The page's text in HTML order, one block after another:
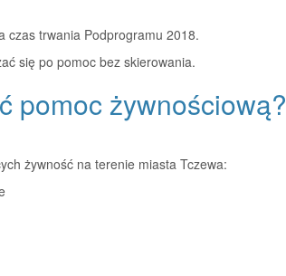
czas trwania Podprogramu 2018.
się po pomoc bez skierowania.
pomoc żywnościową?
żywność na terenie miasta Tczewa: